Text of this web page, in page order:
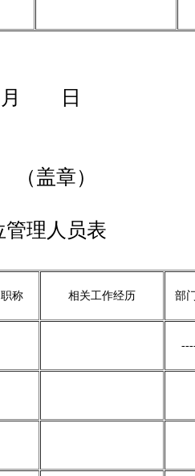
日
）
理人员表
职称 相关工作经历 部